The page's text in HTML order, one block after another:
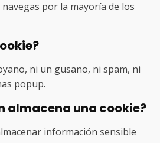
por la mayoría de los
ni un gusano, ni spam, ni
popup.
almacena una cookie?
información sensible